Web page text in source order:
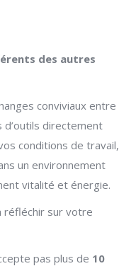
des autres
conviviaux entre
directement
conditions de travail,
un environnement
vitalité et énergie.
réfléchir sur votre
pas plus de 10